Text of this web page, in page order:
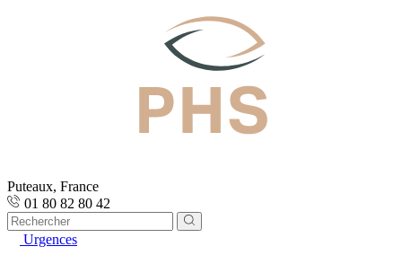
Puteaux, France
01 80 82 80 42
Urgences